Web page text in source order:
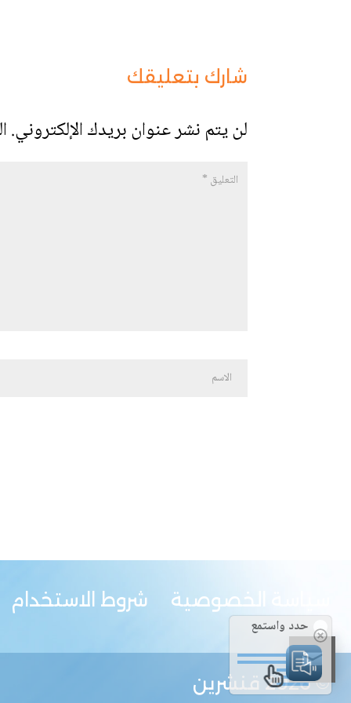
شارك بتعليقك
لن يتم نشر عنوان بريدك الإلكتروني.
سياسة الخصوصية شروط الاستخدام
© 2026 قنشرين
حدد واستمع